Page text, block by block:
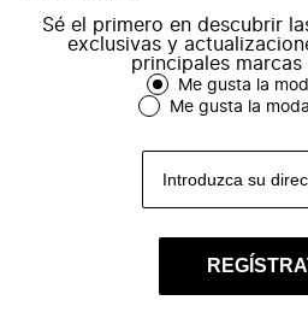
Sé el primero en descubrir
exclusivas y
principales marcas
Me gusta la
Me gusta la